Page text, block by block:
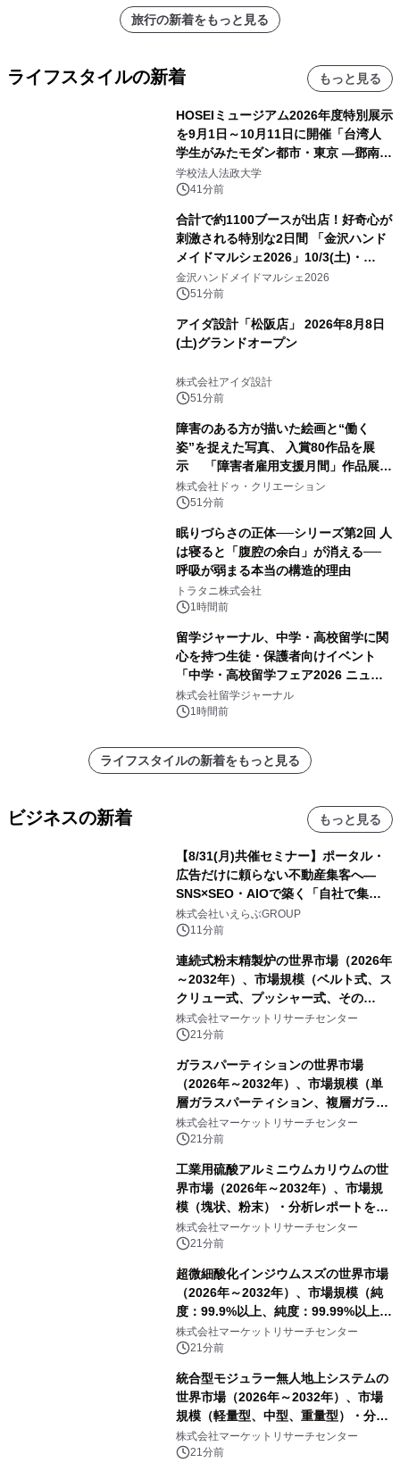
旅行の新着をもっと見る
ライフスタイルの新着 もっと見る
HOSEIミュージアム2026年度特別展示
を9月1日～10月11日に開催「台湾人
学生がみたモダン都市・東京 ―鄧南光
と法政大学の1930年代―」
学校法人法政大学
41分前
合計で約1100ブースが出店！好奇心が
刺激される特別な2日間 「金沢ハンド
メイドマルシェ2026」10/3(土)・
10/4(日)開催
金沢ハンドメイドマルシェ2026
51分前
アイダ設計「松阪店」 2026年8月8日
(土)グランドオープン
株式会社アイダ設計
51分前
障害のある方が描いた絵画と“働く
姿”を捉えた写真、 入賞80作品を展
示 「障害者雇用支援月間」作品展示
会を 東京・愛知で開催
株式会社ドゥ・クリエーション
51分前
眠りづらさの正体──シリーズ第2回 人
は寝ると「腹腔の余白」が消える──
呼吸が弱まる本当の構造的理由
トラタニ株式会社
1時間前
留学ジャーナル、中学・高校留学に関
心を持つ生徒・保護者向けイベント
「中学・高校留学フェア2026 ニュー
ジーランド＆オーストラリア」を
9/12(土)に開催
株式会社留学ジャーナル
1時間前
ライフスタイルの新着をもっと見る
ビジネスの新着 もっと見る
【8/31(月)共催セミナー】ポータル・
広告だけに頼らない不動産集客へ―
SNS×SEO・AIOで築く「自社で集め
る力」―｜いえらぶGROUP
株式会社いえらぶGROUP
11分前
連続式粉末精製炉の世界市場（2026年
～2032年）、市場規模（ベルト式、ス
クリュー式、プッシャー式、その
他）・分析レポートを発表
株式会社マーケットリサーチセンター
21分前
ガラスパーティションの世界市場
（2026年～2032年）、市場規模（単
層ガラスパーティション、複層ガラス
パーティション、その他）・分析レポ
ートを発表
株式会社マーケットリサーチセンター
21分前
工業用硫酸アルミニウムカリウムの世
界市場（2026年～2032年）、市場規
模（塊状、粉末）・分析レポートを発
表
株式会社マーケットリサーチセンター
21分前
超微細酸化インジウムスズの世界市場
（2026年～2032年）、市場規模（純
度：99.9%以上、純度：99.99%以上、
その他）・分析レポートを発表
株式会社マーケットリサーチセンター
21分前
統合型モジュラー無人地上システムの
世界市場（2026年～2032年）、市場
規模（軽量型、中型、重量型）・分析
レポートを発表
株式会社マーケットリサーチセンター
21分前